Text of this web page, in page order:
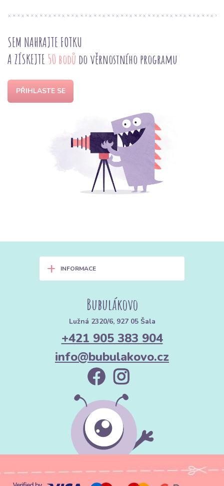
SEM NAHRAJTE FOTKU
A ZÍSKEJTE 50 bodů do věrnostního programu
PŘIHLASTE SE
+ INFORMACE
Bubulákovo
Lužná 2320/6, 927 05 Šala
+421 905 383 904
info@bubulakovo.cz